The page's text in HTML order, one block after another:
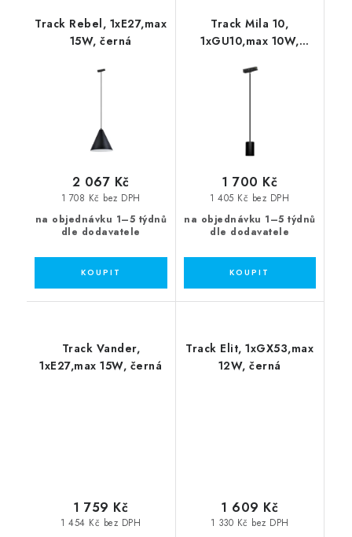
Track Rebel, 1xE27,max
15W, černá
na objednávku 1–5 týdnů
dle dodavatele
1 708 Kč bez DPH
2 067 Kč
Track Mila 10,
1xGU10,max 10W,
na objednávku 1–5 týdnů
dle dodavatele
1 405 Kč bez DPH
1 700 Kč
Track Vander,
1xE27,max 15W, černá
1 454 Kč bez DPH
1 759 Kč
Track Elit, 1xGX53,max
12W, černá
1 330 Kč bez DPH
1 609 Kč